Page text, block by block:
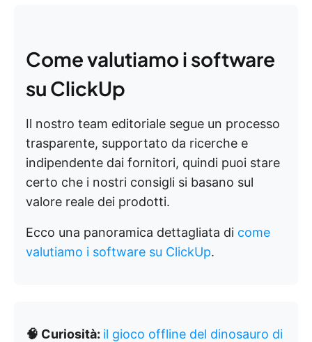
Come valutiamo i software
su ClickUp
Il nostro team editoriale segue un processo
trasparente, supportato da ricerche e
indipendente dai fornitori, quindi puoi stare
certo che i nostri consigli si basano sul
valore reale dei prodotti.
Ecco una panoramica dettagliata di come
valutiamo i software su ClickUp.
🧠 Curiosità: il gioco offline del dinosauro di